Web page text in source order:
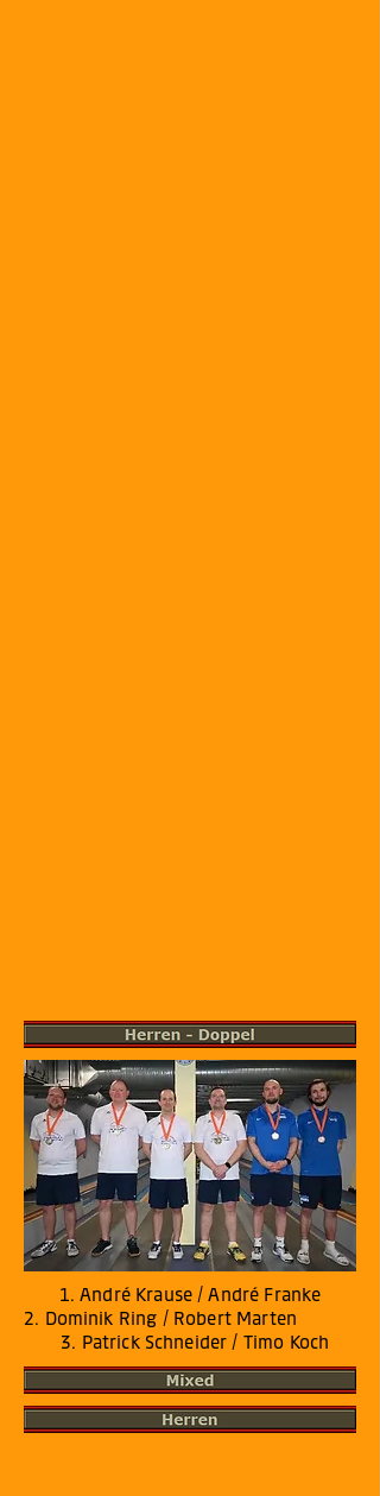
1. André Krause / André Franke
2. Dominik Ring / Robert Marten
3. Patrick Schneider / Timo Koch